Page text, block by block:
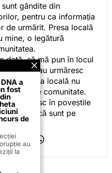
gândite din
pentru ca informația
de urmărit. Presa locală
mine, o legătură
dată, să mă pun în locul
privesc sau urmăresc
că presa locală nu
ci despre comunitate.
regăsesc în poveștile
că sunt pe
a
fost
de
au
la